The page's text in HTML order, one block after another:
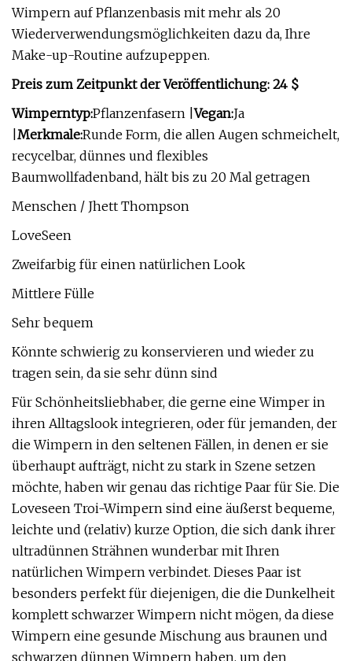
Wimpern auf Pflanzenbasis mit mehr als 20
Wiederverwendungsmöglichkeiten dazu da, Ihre
Make-up-Routine aufzupeppen.
Preis zum Zeitpunkt der Veröffentlichung: 24 $
Wimperntyp:Pflanzenfasern |Vegan:Ja
Merkmale:Runde Form, die allen Augen schmeichelt,
recycelbar, dünnes und flexibles
Baumwollfadenband, hält bis zu 20 Mal getragen
Menschen / Jhett Thompson
LoveSeen
Zweifarbig für einen natürlichen Look
Mittlere Fülle
Sehr bequem
Könnte schwierig zu konservieren und wieder zu
tragen sein, da sie sehr dünn sind
Für Schönheitsliebhaber, die gerne eine Wimper in
ihren Alltagslook integrieren, oder für jemanden, der
die Wimpern in den seltenen Fällen, in denen er sie
überhaupt aufträgt, nicht zu stark in Szene setzen
möchte, haben wir genau das richtige Paar für Sie. Die
Loveseen Troi-Wimpern sind eine äußerst bequeme,
leichte und (relativ) kurze Option, die sich dank ihrer
ultradünnen Strähnen wunderbar mit Ihren
natürlichen Wimpern verbindet. Dieses Paar ist
besonders perfekt für diejenigen, die die Dunkelheit
komplett schwarzer Wimpern nicht mögen, da diese
Wimpern eine gesunde Mischung aus braunen und
schwarzen dünnen Wimpern haben, um den